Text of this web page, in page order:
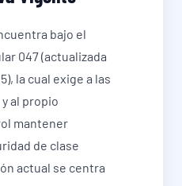
bajo el
047 (actualizada
la cual exige a las
al propio
mantener
de clase
actual se centra